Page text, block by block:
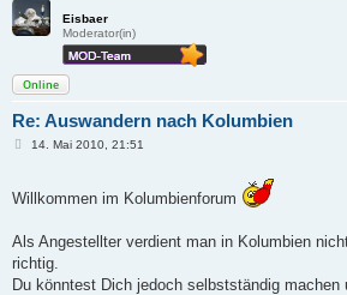
Eisbaer
Moderator(in)
Online
Re: Auswandern nach Kolumbien
B
r
14. Mai 2010, 21:51
Willkommen im Kolumbienforum
Als Angestellter verdient man in Kolumbien
richtig.
Du könntest Dich jedoch selbstständig machen